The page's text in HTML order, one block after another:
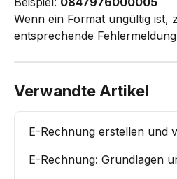
Wenn ein Format ungültig ist,
entsprechende
Verwandte Artikel
E-Rechnung erstellen und
E-Rechnung: Grundlagen